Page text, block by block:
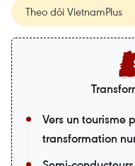
Theo dõi VietnamPlus
Vers un tourisme
transformation